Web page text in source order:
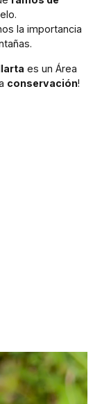
la importancia
es un Área
conservación!